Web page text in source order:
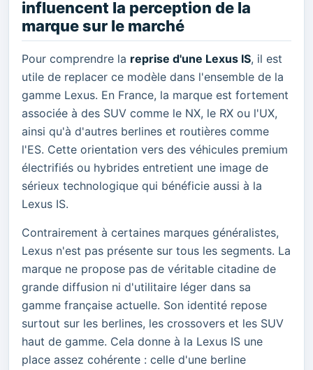
influencent la perception de la
marque sur le marché
Pour comprendre la reprise d'une Lexus IS, il est
utile de replacer ce modèle dans l'ensemble de la
gamme Lexus. En France, la marque est fortement
associée à des SUV comme le NX, le RX ou l'UX,
ainsi qu'à d'autres berlines et routières comme
l'ES. Cette orientation vers des véhicules premium
électrifiés ou hybrides entretient une image de
sérieux technologique qui bénéficie aussi à la
Lexus IS.
Contrairement à certaines marques généralistes,
Lexus n'est pas présente sur tous les segments. La
marque ne propose pas de véritable citadine de
grande diffusion ni d'utilitaire léger dans sa
gamme française actuelle. Son identité repose
surtout sur les berlines, les crossovers et les SUV
haut de gamme. Cela donne à la Lexus IS une
place assez cohérente : celle d'une berline